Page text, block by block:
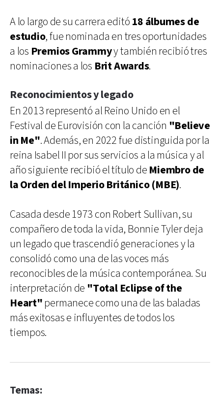
A lo largo de su carrera editó 18 álbumes de
estudio, fue nominada en tres oportunidades
a los Premios Grammyy también recibió tres
nominaciones a los Brit Awards.
Reconocimientos y legado
En 2013 representó al Reino Unido en el
Festival de Eurovisión con la canción "Believe
in Me". Además, en 2022 fue distinguida por la
reina Isabel II por sus servicios a la música y al
año siguiente recibió el título de Miembro de
la Orden del Imperio Británico (MBE).
Casada desde 1973 con Robert Sullivan, su
compañero de toda la vida, Bonnie Tyler deja
un legado que trascendió generaciones y la
consolidó como una de las voces más
reconocibles de la música contemporánea. Su
interpretación de "Total Eclipse of the
Heart"permanece como una de las baladas
más exitosas e influyentes de todos los
tiempos.
Temas: